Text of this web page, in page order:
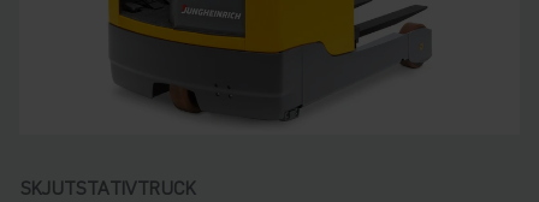
SKJUTSTATIVTRUCK